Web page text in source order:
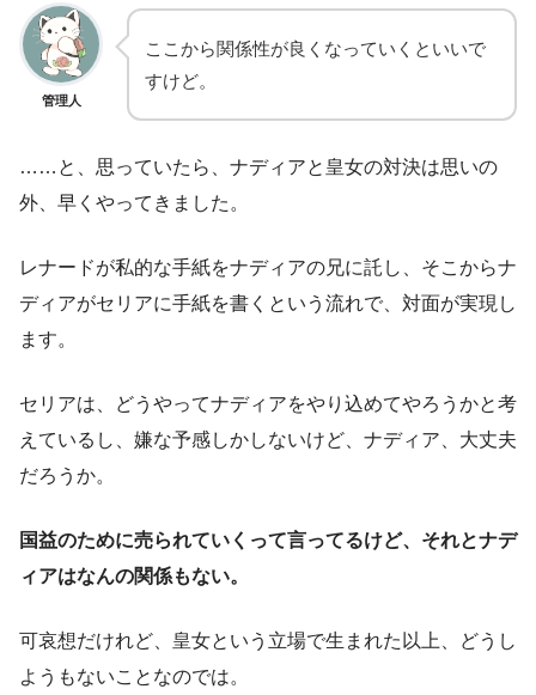
管理人
ここから関係性が良くなっていくといいで
すけど。
……と、思っていたら、ナディアと皇女の対決は思いの
外、早くやってきました。
レナードが私的な手紙をナディアの兄に託し、そこからナ
ディアがセリアに手紙を書くという流れで、対面が実現し
ます。
セリアは、どうやってナディアをやり込めてやろうかと考
えているし、嫌な予感しかしないけど、ナディア、大丈夫
だろうか。
国益のために売られていくって言ってるけど、それとナデ
ィアはなんの関係もない。
可哀想だけれど、皇女という立場で生まれた以上、どうし
ようもないことなのでは。